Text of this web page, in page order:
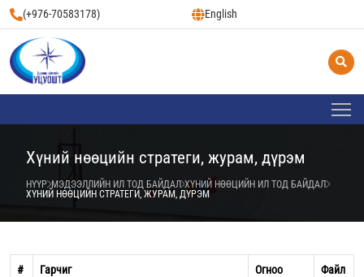
(+976-70583178) English
Хүний нөөцийн стратеги, журам, дүрэм
НҮҮР МЭДЭЭЛЛИЙН ИЛ ТОД БАЙДАЛ ХҮНИЙ НӨӨЦИЙН ИЛ ТОД БАЙДАЛ
ХҮНИЙ НӨӨЦИЙН СТРАТЕГИ, ЖУРАМ, ДҮРЭМ
# Гарчиг Огноо Файл